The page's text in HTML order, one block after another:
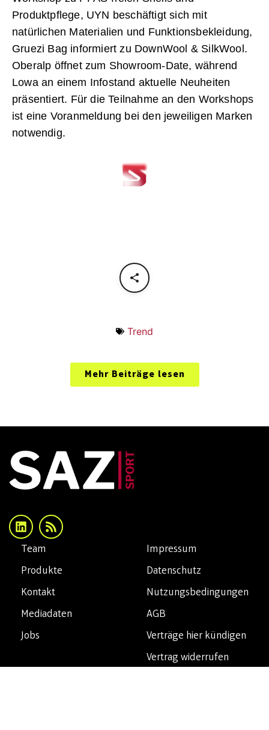
Produktpflege, UYN beschäftigt sich mit
natürlichen Materialien und Funktionsbekleidung,
Gruezi Bag informiert zu DownWool & SilkWool.
Oberalp öffnet zum Showroom-Date, während
Lowa an einem Infostand aktuelle Neuheiten
präsentiert. Für die Teilnahme an den Workshops
ist eine Voranmeldung bei den jeweiligen Marken
notwendig.
Trend
Mehr Beiträge lesen
Impressum
Datenschutz
Nutzungsbedingungen
AGB
Verträge hier kündigen
Vertrag widerrufen
Team
Produkte
Kontakt
Mediadaten
Jobs